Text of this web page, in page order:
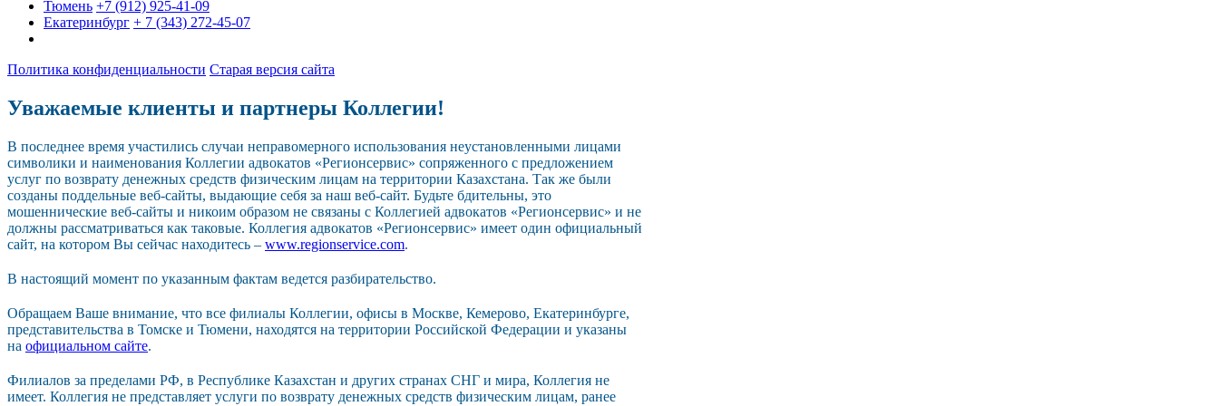
Тюмень +7 (912) 925-41-09
Екатеринбург + 7 (343) 272-45-07
Политика конфиденциальности Старая версия сайта
Уважаемые клиенты и партнеры Коллегии!
В последнее время участились случаи неправомерного использования неустановленными лицами
символики и наименования Коллегии адвокатов «Регионсервис» сопряженного с предложением
услуг по возврату денежных средств физическим лицам на территории Казахстана. Так же были
созданы поддельные веб-сайты, выдающие себя за наш веб-сайт. Будьте бдительны, это
мошеннические веб-сайты и никоим образом не связаны с Коллегией адвокатов «Регионсервис» и не
должны рассматриваться как таковые. Коллегия адвокатов «Регионсервис» имеет один официальный
сайт, на котором Вы сейчас находитесь – www.regionservice.com.
В настоящий момент по указанным фактам ведется разбирательство.
Обращаем Ваше внимание, что все филиалы Коллегии, офисы в Москве, Кемерово, Екатеринбурге,
представительства в Томске и Тюмени, находятся на территории Российской Федерации и указаны
на официальном сайте.
Филиалов за пределами РФ, в Республике Казахстан и других странах СНГ и мира, Коллегия не
имеет. Коллегия не представляет услуги по возврату денежных средств физическим лицам, ранее